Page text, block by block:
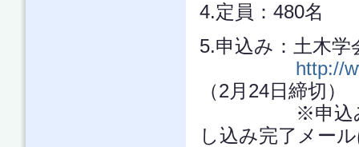
4.定員：480名
5.申込み：土木
http://
（2月24日締切）
※申込みが完
し込み完了メー